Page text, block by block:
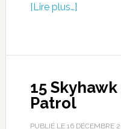
[Lire plus…]
15
Patrol
PUBLIÉ LE 16 DÉCEMBRE